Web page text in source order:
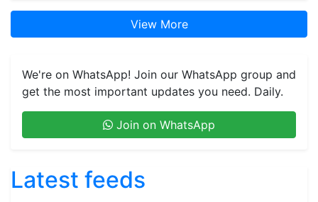
View More
We're on WhatsApp! Join our WhatsApp group and
get the most important updates you need. Daily.
Join on WhatsApp
Latest feeds